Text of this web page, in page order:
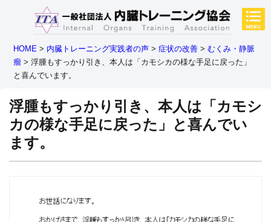
HOME > 内臓トレーニング実践者の声 >症状の改善 >むくみ・静脈
瘤 >浮腫もすっかり引き、本人は「カモシカの様な手足に戻った」
と喜んでいます。
浮腫もすっかり引き、本人は「カモシ
カの様な手足に戻った」と喜んでい
ます。